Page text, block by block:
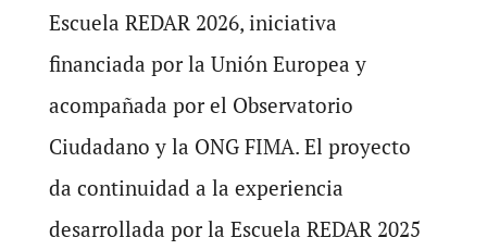
Escuela REDAR 2026, iniciativa
financiada por la Unión Europea y
acompañada por el Observatorio
Ciudadano y la ONG FIMA. El proyecto
da continuidad a la experiencia
desarrollada por la Escuela REDAR 2025